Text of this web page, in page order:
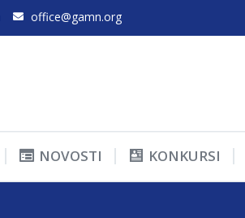
office@gamn.org
NOVOSTI KONKURSI